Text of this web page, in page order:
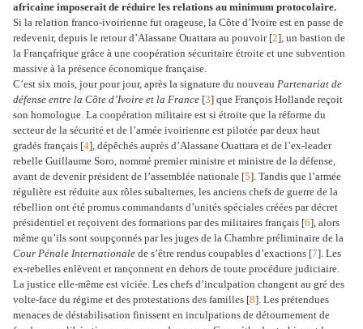
africaine imposerait de réduire les relations au minimum protocolaire.
Si la relation franco-ivoirienne fut orageuse, la Côte d’Ivoire est en passe de
redevenir, depuis le retour d’Alassane Ouattara au pouvoir [2], un bastion de
la Françafrique grâce à une coopération sécuritaire étroite et une subvention
massive à la présence économique française.
C’est six mois, jour pour jour, après la signature du nouveau Partenariat de
défense entre la Côte d’Ivoire et la France [3] que François Hollande reçoit
son homologue. La coopération militaire est si étroite que la réforme du
secteur de la sécurité et de l’armée ivoirienne est pilotée par deux haut
gradés français [4], dépêchés auprès d’Alassane Ouattara et de l’ex-leader
rebelle Guillaume Soro, nommé premier ministre et ministre de la défense,
avant de devenir président de l’assemblée nationale [5]. Tandis que l’armée
régulière est réduite aux rôles subalternes, les anciens chefs de guerre de la
rébellion ont été promus commandants d’unités spéciales créées par décret
présidentiel et reçoivent des formations par des militaires français [6], alors
même qu’ils sont soupçonnés par les juges de la Chambre préliminaire de la
Cour Pénale Internationale de s’être rendus coupables d’exactions [7]. Les
ex-rebelles enlèvent et rançonnent en dehors de toute procédure judiciaire.
La justice elle-même est viciée. Les chefs d’inculpation changent au gré des
volte-face du régime et des protestations des familles [8]. Les prétendues
menaces de déstabilisation finissent en inculpations de détournement de